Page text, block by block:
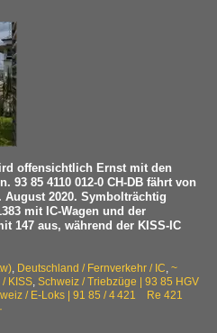
offensichtlich Ernst mit den
93 85 4110 012-0 CH-DB fährt von
2020. Symbolträchtig
mit IC-Wagen und der
147 aus, während der KISS-IC
, Deutschland / Fernverkehr / IC, ~
KISS, Schweiz / Triebzüge | 93 85 HGV
/ E-Loks | 91 85 / 4 421 Re 421